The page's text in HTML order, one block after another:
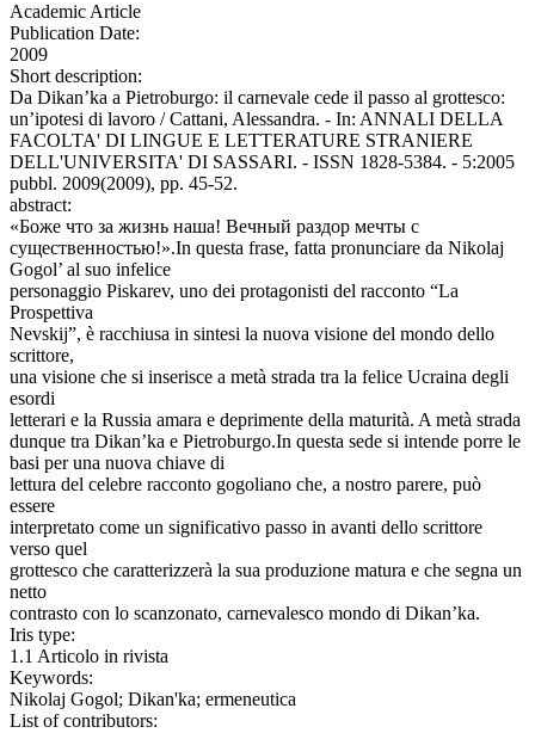
Academic Article
Publication Date:
2009
Short description:
Da Dikan’ka a Pietroburgo: il carnevale cede il passo al grottesco:
un’ipotesi di lavoro / Cattani, Alessandra. - In: ANNALI DELLA
FACOLTA' DI LINGUE E LETTERATURE STRANIERE
DELL'UNIVERSITA' DI SASSARI. - ISSN 1828-5384. - 5:2005
pubbl. 2009(2009), pp. 45-52.
abstract:
«Боже что за жизнь наша! Вечный раздор мечты с
существенностью!».In questa frase, fatta pronunciare da Nikolaj
Gogol’ al suo infelice
personaggio Piskarev, uno dei protagonisti del racconto “La
Prospettiva
Nevskij”, è racchiusa in sintesi la nuova visione del mondo dello
scrittore,
una visione che si inserisce a metà strada tra la felice Ucraina degli
esordi
letterari e la Russia amara e deprimente della maturità. A metà strada
dunque tra Dikan’ka e Pietroburgo.In questa sede si intende porre le
basi per una nuova chiave di
lettura del celebre racconto gogoliano che, a nostro parere, può
essere
interpretato come un significativo passo in avanti dello scrittore
verso quel
grottesco che caratterizzerà la sua produzione matura e che segna un
netto
contrasto con lo scanzonato, carnevalesco mondo di Dikan’ka.
Iris type:
1.1 Articolo in rivista
Keywords:
Nikolaj Gogol; Dikan'ka; ermeneutica
List of contributors: